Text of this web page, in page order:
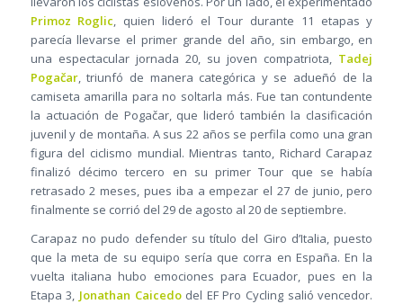
Primoz Roglic, quien lideró el Tour durante 11 etapas y
parecía llevarse el primer grande del año, sin embargo, en
una espectacular jornada 20, su joven compatriota, Tadej
Pogačar, triunfó de manera categórica y se adueñó de la
camiseta amarilla para no soltarla más. Fue tan contundente
la actuación de Pogačar, que lideró también la clasificación
juvenil y de montaña. A sus 22 años se perfila como una gran
figura del ciclismo mundial. Mientras tanto, Richard Carapaz
finalizó décimo tercero en su primer Tour que se había
retrasado 2 meses, pues iba a empezar el 27 de junio, pero
finalmente se corrió del 29 de agosto al 20 de septiembre.
Carapaz no pudo defender su título del Giro d’Italia, puesto
que la meta de su equipo sería que corra en España. En la
vuelta italiana hubo emociones para Ecuador, pues en la
Etapa 3, Jonathan Caicedodel EF Pro Cycling salió vencedor.